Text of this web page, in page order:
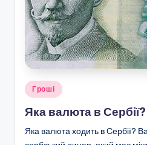
Опубліковано
Гроші
Яка валюта в Сербії?
Яка валюта ходить в Сербії?